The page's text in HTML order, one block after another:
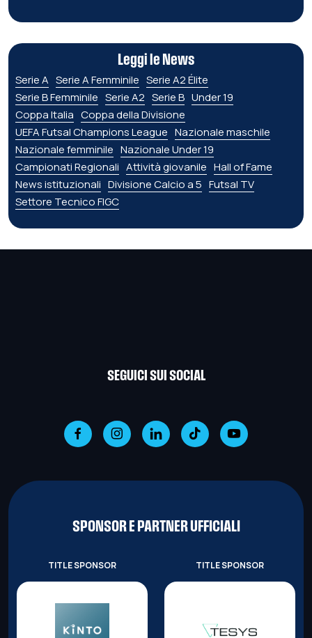
Leggi le News
Serie A Serie A Femminile Serie A2 Élite
Serie B Femminile Serie A2 Serie B Under 19
Coppa Italia Coppa della Divisione
UEFA Futsal Champions League Nazionale maschile
Nazionale femminile Nazionale Under 19
Campionati Regionali Attività giovanile Hall of Fame
News istituzionali Divisione Calcio a 5 Futsal TV
Settore Tecnico FIGC
SEGUICI SUI SOCIAL
SPONSOR E PARTNER UFFICIALI
TITLE SPONSOR TITLE SPONSOR